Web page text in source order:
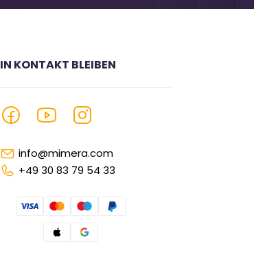
IN KONTAKT BLEIBEN
info@mimera.com
+49 30 83 79 54 33